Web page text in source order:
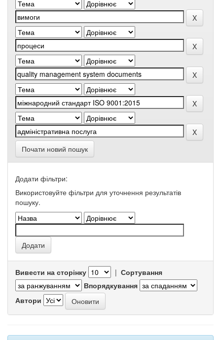
Почати новий пошук
Додати фільтри:
Використовуйте фільтри для уточнення результатів
пошуку.
Вивести на сторінку | Сортування
Впорядкування
Автори